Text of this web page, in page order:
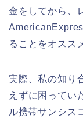
金をしてから、
ることをオスス
実際、私の知り
えずに困ってい
ル携帯サンシス